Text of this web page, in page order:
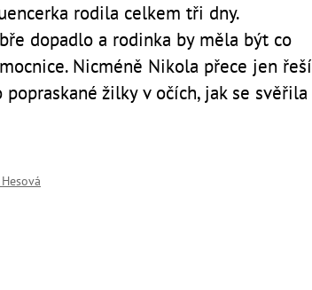
rodila celkem tři dny.
dopadlo a rodinka by měla být co
Nicméně Nikola přece jen řeší
žilky v očích, jak se svěřila